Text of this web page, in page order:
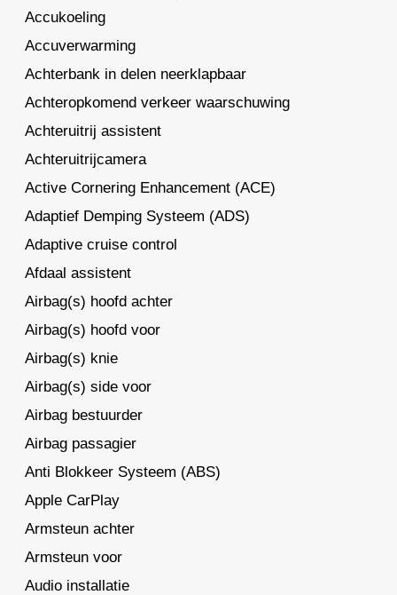
Accukoeling
Accuverwarming
Achterbank in delen neerklapbaar
Achteropkomend verkeer waarschuwing
Achteruitrij assistent
Achteruitrijcamera
Active Cornering Enhancement (ACE)
Adaptief Demping Systeem (ADS)
Adaptive cruise control
Afdaal assistent
Airbag(s) hoofd achter
Airbag(s) hoofd voor
Airbag(s) knie
Airbag(s) side voor
Airbag bestuurder
Airbag passagier
Anti Blokkeer Systeem (ABS)
Apple CarPlay
Armsteun achter
Armsteun voor
Audio installatie